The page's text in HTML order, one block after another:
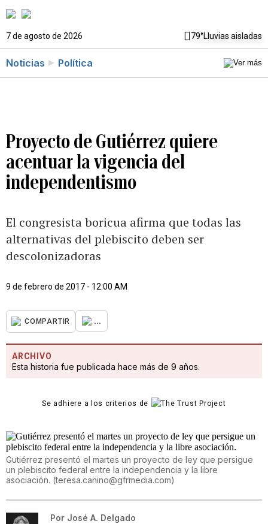
7 de agosto de 2026 79°Lluvias aisladas
Noticias Política
Proyecto de Gutiérrez quiere
acentuar la vigencia del
independentismo
El congresista boricua afirma que todas las
alternativas del plebiscito deben ser
descolonizadoras
9 de febrero de 2017 - 12:00 AM
COMPARTIR ...
ARCHIVO
Esta historia fue publicada hace más de 9 años.
Se adhiere a los criterios de
Gutiérrez presentó el martes un proyecto de ley que persigue
un plebiscito federal entre la independencia y la libre
asociación. (teresa.canino@gfrmedia.com)
Por José A. Delgado